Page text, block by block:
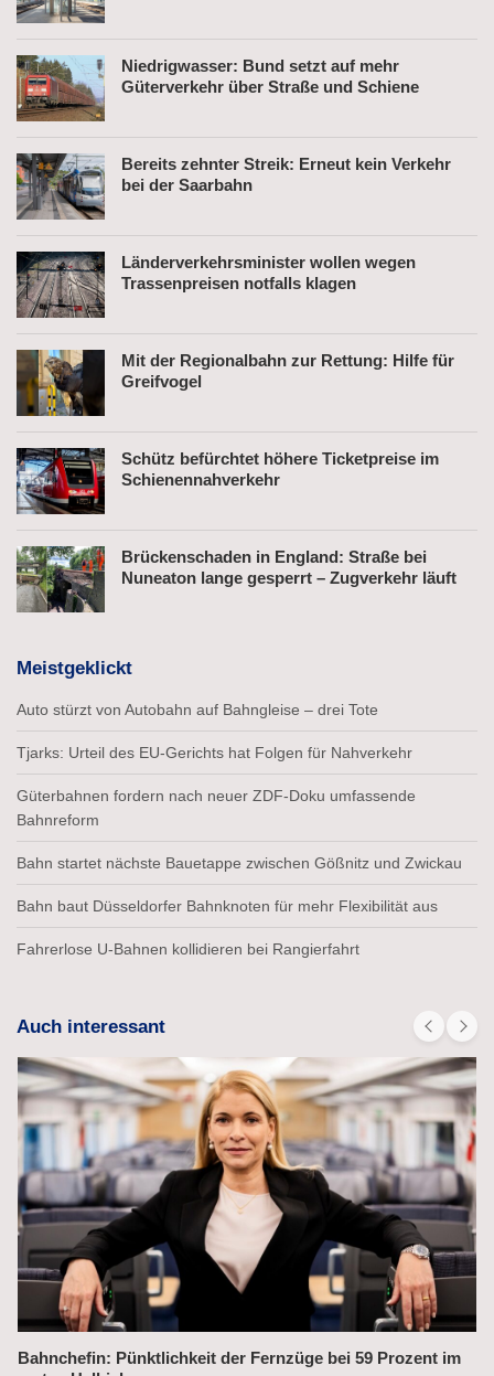
Niedrigwasser: Bund setzt auf mehr
Güterverkehr über Straße und Schiene
Bereits zehnter Streik: Erneut kein Verkehr
bei der Saarbahn
Länderverkehrsminister wollen wegen
Trassenpreisen notfalls klagen
Mit der Regionalbahn zur Rettung: Hilfe für
Greifvogel
Schütz befürchtet höhere Ticketpreise im
Schienennahverkehr
Brückenschaden in England: Straße bei
Nuneaton lange gesperrt – Zugverkehr läuft
Meistgeklickt
Auto stürzt von Autobahn auf Bahngleise – drei Tote
Tjarks: Urteil des EU-Gerichts hat Folgen für Nahverkehr
Güterbahnen fordern nach neuer ZDF-Doku umfassende
Bahnreform
Bahn startet nächste Bauetappe zwischen Gößnitz und Zwickau
Bahn baut Düsseldorfer Bahnknoten für mehr Flexibilität aus
Fahrerlose U-Bahnen kollidieren bei Rangierfahrt
Auch interessant
Bahnchefin: Pünktlichkeit der Fernzüge bei 59 Prozent im